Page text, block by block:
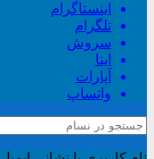
اینستاگرام
تلگرام
سروش
ایتا
آپارات
واتساپ